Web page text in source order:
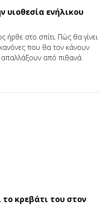
υιοθεσία ενήλικου
ήρθε στο σπίτι. Πώς θα γίνει
που θα τον κάνουν
απαλλάξουν από πιθανά
κρεβάτι του στον